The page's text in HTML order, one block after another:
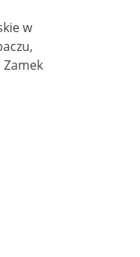
w
Zamek